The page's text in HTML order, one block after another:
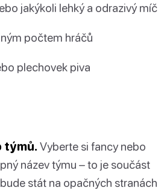
jakýkoli lehký a odrazivý míč
počtem hráčů
plechovek piva
týmů. Vyberte si fancy nebo
název týmu – to je součást
stát na opačných stranách